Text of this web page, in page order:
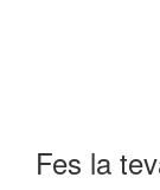
Fes la